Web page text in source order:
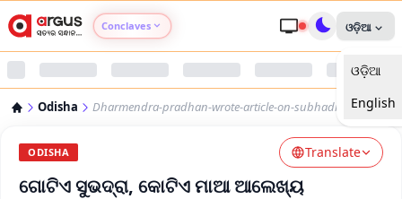
Conclaves
Argus Nari Shakti
ଓଡ଼ିଆ
ଓଡ଼ିଆ
English
Odisha Dharmendra-pradhan-wrote-article-on-subhadra-yojana
ODISHA Translate
ଗୋଟିଏ ସୁଭଦ୍ରା, କୋଟିଏ ମାଆ ଆଲେଖ୍ୟ